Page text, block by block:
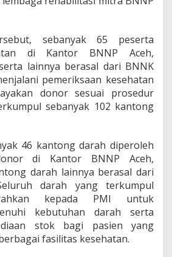
sebanyak 65 peserta
di Kantor BNNP Aceh,
lainnya berasal dari BNNK
pemeriksaan kesehatan
donor sesuai prosedur
sebanyak 102 kantong
46 kantong darah diperoleh
di Kantor BNNP Aceh,
darah lainnya berasal dari
darah yang terkumpul
kepada PMI untuk
kebutuhan darah serta
stok bagi pasien yang
fasilitas kesehatan.